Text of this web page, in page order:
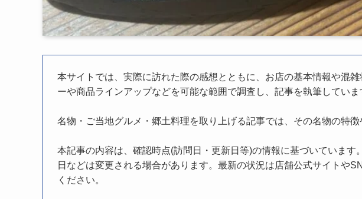
本サイトでは、実際に訪れた際の感想とともに、お店の基本情報や混
ーや商品ラインアップなどを可能な範囲で調査し、記事を執筆していま
名物・ご当地グルメ・郷土料理を取り上げる記事では、その名物の特徴
本記事の内容は、確認時点(訪問日・更新日等)の情報に基づいています
日などは変更される場合があります。最新の状況は店舗公式サイトや
ください。